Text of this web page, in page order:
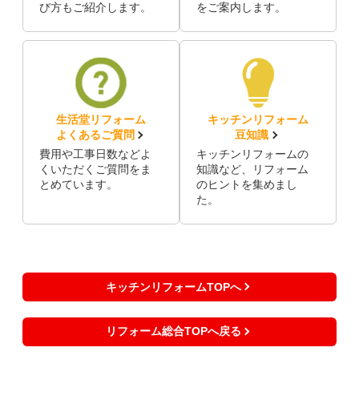
び方もご紹介します。
をご案内します。
生活堂リフォーム
よくあるご質問
費用や工事日数などよ
くいただくご質問をま
とめています。
キッチンリフォーム
豆知識
キッチンリフォームの
知識など、リフォーム
のヒントを集めまし
た。
キッチンリフォームTOPへ
リフォーム総合TOPへ戻る